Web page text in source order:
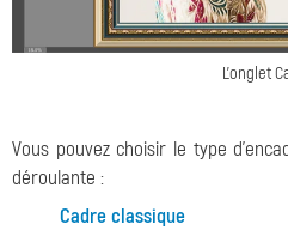
L'onglet
Vous pouvez choisir le type
déroulante :
Cadre classique